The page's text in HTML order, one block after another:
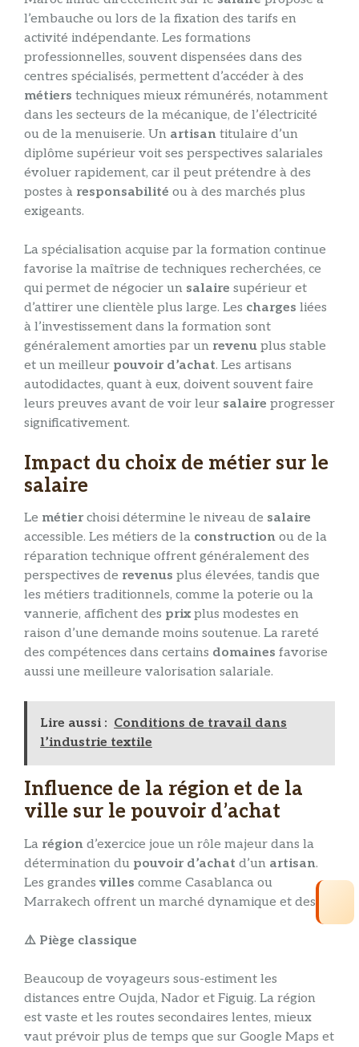
l’embauche ou lors de la fixation des tarifs en
activité indépendante. Les formations
professionnelles, souvent dispensées dans des
centres spécialisés, permettent d’accéder à des
métiers techniques mieux rémunérés, notamment
dans les secteurs de la mécanique, de l’électricité
ou de la menuiserie. Un artisan titulaire d’un
diplôme supérieur voit ses perspectives salariales
évoluer rapidement, car il peut prétendre à des
postes à responsabilité ou à des marchés plus
exigeants.
La spécialisation acquise par la formation continue
favorise la maîtrise de techniques recherchées, ce
qui permet de négocier un salaire supérieur et
d’attirer une clientèle plus large. Les charges liées
à l’investissement dans la formation sont
généralement amorties par un revenu plus stable
et un meilleur pouvoir d’achat. Les artisans
autodidactes, quant à eux, doivent souvent faire
leurs preuves avant de voir leur salaire progresser
significativement.
Impact du choix de métier sur le
salaire
Le métierchoisi détermine le niveau de salaire
accessible. Les métiers de la construction ou de la
réparation technique offrent généralement des
perspectives de revenus plus élevées, tandis que
les métiers traditionnels, comme la poterie ou la
vannerie, affichent des prix plus modestes en
raison d’une demande moins soutenue. La rareté
des compétences dans certains domaines favorise
aussi une meilleure valorisation salariale.
Lire aussi : Conditions de travail dans
l’industrie textile
Influence de la région et de la
ville sur le pouvoir d’achat
La région d’exercice joue un rôle majeur dans la
détermination du pouvoir d’achat d’un artisan.
Les grandes villes comme Casablanca ou
Marrakech offrent un marché dynamique et des
⚠️ Piège classique
Beaucoup de voyageurs sous-estiment les
distances entre Oujda, Nador et Figuig. La région
est vaste et les routes secondaires lentes, mieux
vaut prévoir plus de temps que sur Google Maps et